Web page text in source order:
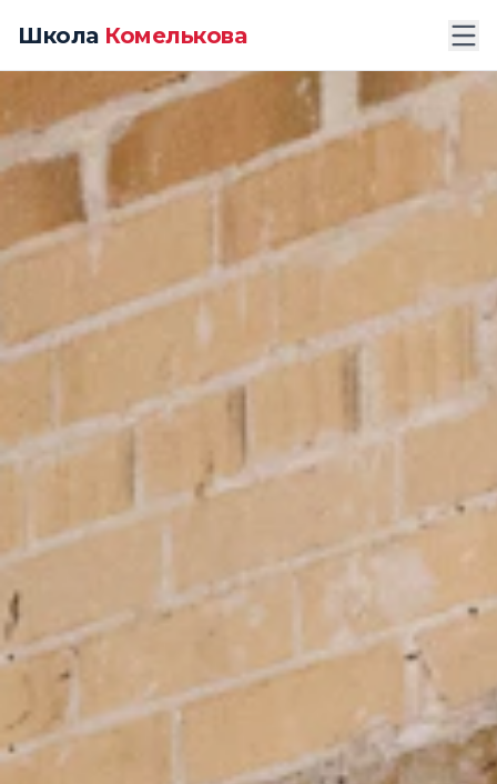
Школа Комелькова